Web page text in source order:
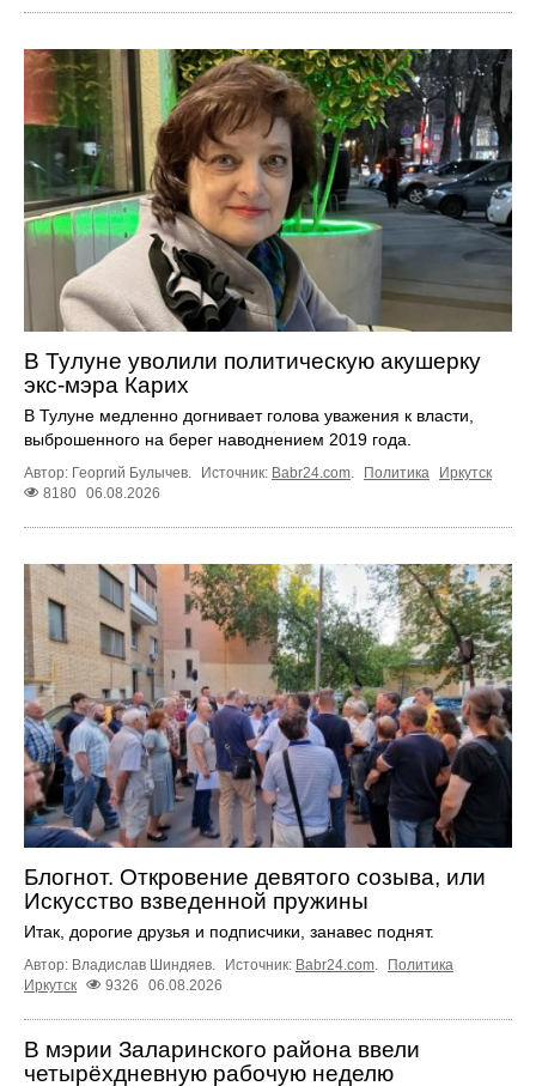
В Тулуне уволили политическую акушерку
экс-мэра Карих
В Тулуне медленно догнивает голова уважения к власти,
выброшенного на берег наводнением 2019 года.
Автор: Георгий Булычев. Источник: Babr24.com. Политика
Иркутск
8180 06.08.2026
Блогнот. Откровение девятого созыва, или
Искусство взведенной пружины
Итак, дорогие друзья и подписчики, занавес поднят.
Автор: Владислав Шиндяев. Источник: Babr24.com.
Политика
Иркутск
9326 06.08.2026
В мэрии Заларинского района ввели
четырёхдневную рабочую неделю